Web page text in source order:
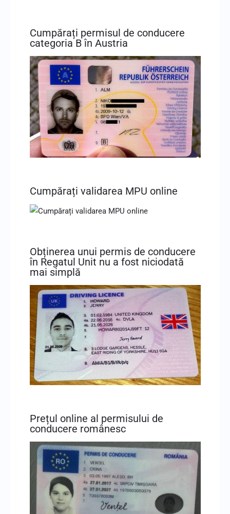
Cumpărați permisul de conducere
categoria B în Austria
Cumpărați validarea MPU online
Obținerea unui permis de conducere
în Regatul Unit nu a fost niciodată
mai simplă
Prețul online al permisului de
conducere românesc